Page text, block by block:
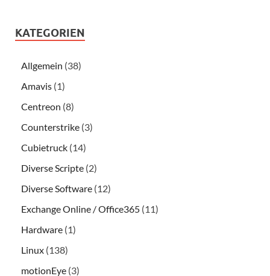
KATEGORIEN
Allgemein (38)
Amavis (1)
Centreon (8)
Counterstrike (3)
Cubietruck (14)
Diverse Scripte (2)
Diverse Software (12)
Exchange Online / Office365 (11)
Hardware (1)
Linux (138)
motionEye (3)